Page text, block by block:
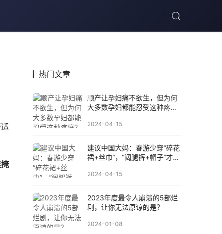
热门文章
顺产让孕妇痛不欲生，但为何
大多数孕妇都能忍受这种疼
2024-04-15
建议中国大妈：春游少穿“碎花
裙+丝巾”，“阔腿裤+帽子”才高
2024-04-15
2023年度最令人崩溃的5部烂
剧，让你无法原谅的是？
2024-01-08